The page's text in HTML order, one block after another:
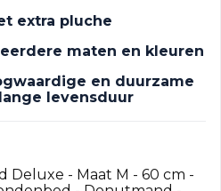
extra pluche
maten en kleuren
en duurzame
levensduur
Deluxe - Maat M - 60 cm -